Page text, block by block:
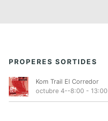
PROPERES SORTIDES
Kom Trail El Corredor
octubre 4--8:00- 13:00